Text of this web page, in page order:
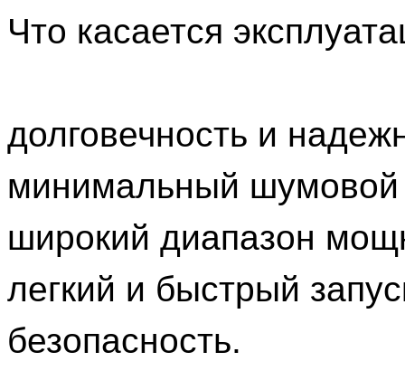
Что касается
долговечность и
минимальный
широкий диапазон
легкий и быстрый
безопасность.